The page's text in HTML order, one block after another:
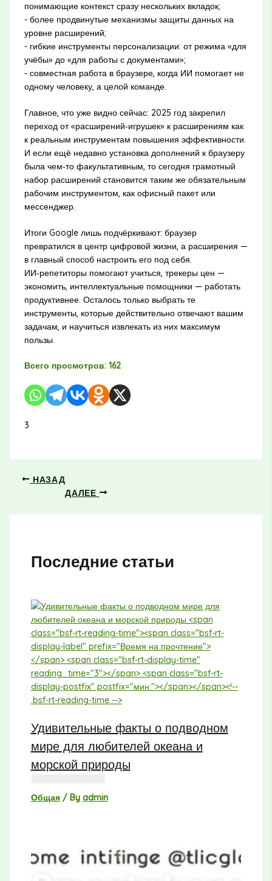
понимающие контекст сразу нескольких вкладок;
- более продвинутые механизмы защиты данных на
уровне расширений;
- гибкие инструменты персонализации: от режима «для
учёбы» до «для работы с документами»;
- совместная работа в браузере, когда ИИ помогает не
одному человеку, а целой команде.
Главное, что уже видно сейчас: 2025 год закрепил
переход от «расширений‑игрушек» к расширениям как
к реальным инструментам повышения эффективности.
И если ещё недавно установка дополнений к браузеру
была чем‑то факультативным, то сегодня грамотный
набор расширений становится таким же обязательным
рабочим инструментом, как офисный пакет или
мессенджер.
Итоги Google лишь подчёркивают: браузер
превратился в центр цифровой жизни, а расширения —
в главный способ настроить его под себя.
ИИ‑репетиторы помогают учиться, трекеры цен —
экономить, интеллектуальные помощники — работать
продуктивнее. Осталось только выбрать те
инструменты, которые действительно отвечают вашим
задачам, и научиться извлекать из них максимум
пользы.
Всего просмотров: 162
3
НАЗАД
ДАЛЕЕ
Последние статьи
Удивительные факты о подводном
мире для любителей океана и
морской природы
Общая/ By admin